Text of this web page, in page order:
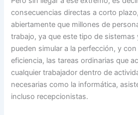
consecuencias directas a corto
abiertamente que millones de
trabajo, ya que este tipo de sistemas
pueden simular a la perfección, y
eficiencia, las tareas ordinarias que
cualquier trabajador dentro de
necesarias como la informática,
incluso recepcionistas.